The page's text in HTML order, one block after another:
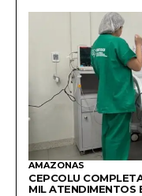
AMAZONAS
CEPCOLU
MIL ATENDIMENTOS